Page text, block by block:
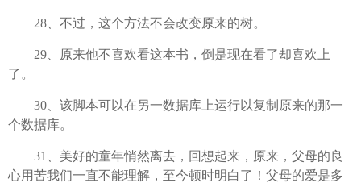
28、不过，这个方法不会改变原来的树。
29、原来他不喜欢看这本书，倒是现在看了却喜欢上
了。
30、该脚本可以在另一数据库上运行以复制原来的那一
个数据库。
31、美好的童年悄然离去，回想起来，原来，父母的良
心用苦我们一直不能理解，至今顿时明白了！父母的爱是多